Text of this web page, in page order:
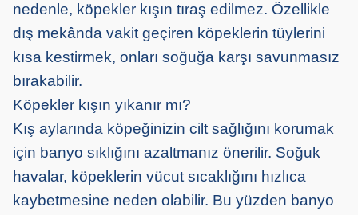
nedenle, köpekler kışın tıraş edilmez. Özellikle
dış mekânda vakit geçiren köpeklerin tüylerini
kısa kestirmek, onları soğuğa karşı savunmasız
bırakabilir.
Köpekler kışın yıkanır mı?
Kış aylarında köpeğinizin cilt sağlığını korumak
için banyo sıklığını azaltmanız önerilir. Soğuk
havalar, köpeklerin vücut sıcaklığını hızlıca
kaybetmesine neden olabilir. Bu yüzden banyo